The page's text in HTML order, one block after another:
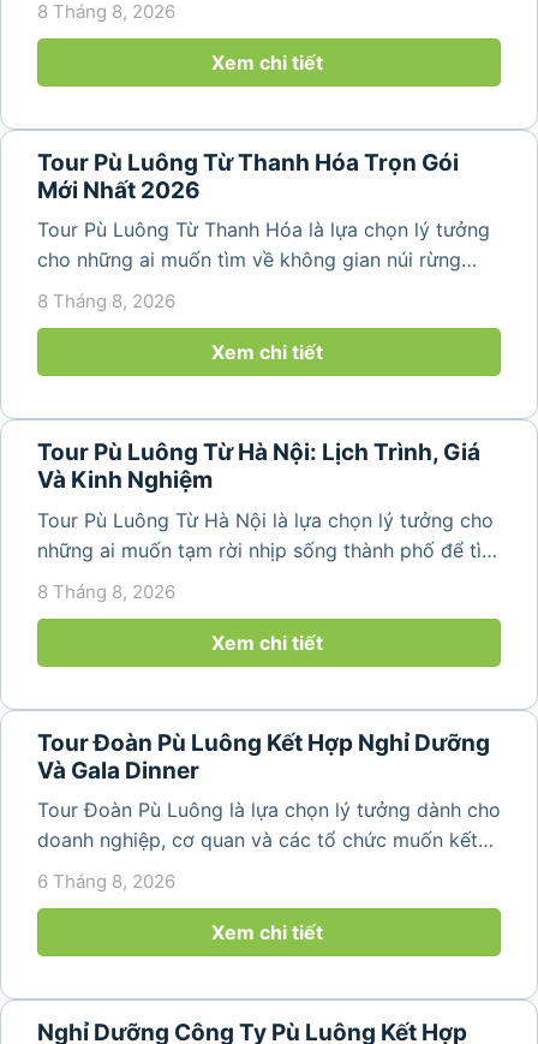
bình. Với lịch trình 2N1Đ hoặc 3N2Đ, hành trình có
8 Tháng 8, 2026
Xem chi tiết
Tour Pù Luông Từ Thanh Hóa Trọn Gói
Mới Nhất 2026
Tour Pù Luông Từ Thanh Hóa là lựa chọn lý tưởng
cho những ai muốn tìm về không gian núi rừng
trong lành, ruộng bậc thang xanh mướt và những
ngày. Không cần di chuyển...
8 Tháng 8, 2026
Xem chi tiết
Tour Pù Luông Từ Hà Nội: Lịch Trình, Giá
Và Kinh Nghiệm
Tour Pù Luông Từ Hà Nội là lựa chọn lý tưởng cho
những ai muốn tạm rời nhịp sống thành phố để tìm
về không gian núi rừng xanh mát, những bản làng
yên bình và ruộng bậc thang đặc trưng của Pù
8 Tháng 8, 2026
Xem chi tiết
Tour Đoàn Pù Luông Kết Hợp Nghỉ Dưỡng
Và Gala Dinner
Tour Đoàn Pù Luông là lựa chọn lý tưởng dành cho
doanh nghiệp, cơ quan và các tổ chức muốn kết
hợp nghỉ dưỡng, tham quan và tổ chức các hoạt
nguyên sơ, không khí...
6 Tháng 8, 2026
Xem chi tiết
Nghỉ Dưỡng Công Ty Pù Luông Kết Hợp